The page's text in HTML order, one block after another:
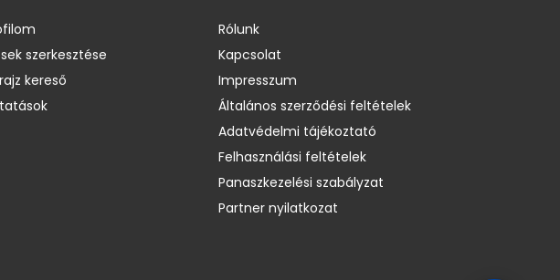
szerkesztése
kereső
Rólunk
Kapcsolat
Impresszum
Általános szerződési feltételek
Adatvédelmi tájékoztató
Felhasználási feltételek
Panaszkezelési szabályzat
Partner nyilatkozat